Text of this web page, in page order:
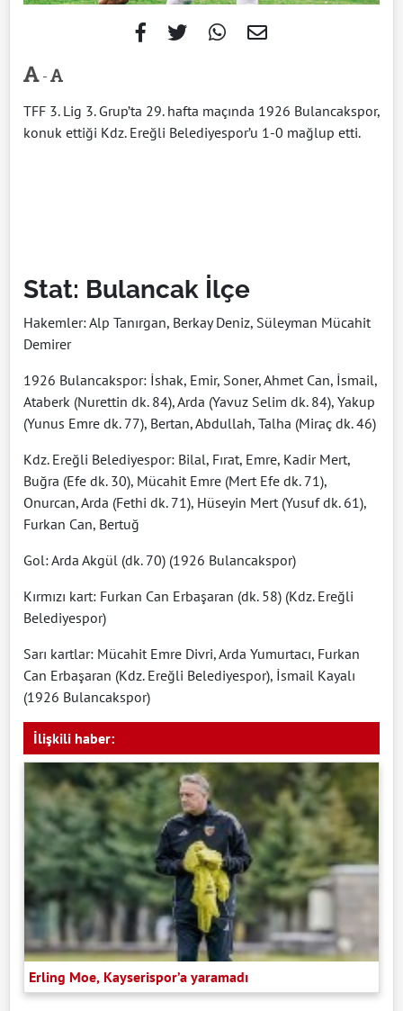
-
TFF 3. Lig 3. Grup’ta 29. hafta maçında 1926 Bulancakspor,
konuk ettiği Kdz. Ereğli Belediyespor’u 1-0 mağlup etti.
Stat: Bulancak İlçe
Hakemler: Alp Tanırgan, Berkay Deniz, Süleyman Mücahit
Demirer
1926 Bulancakspor: İshak, Emir, Soner, Ahmet Can, İsmail,
Ataberk (Nurettin dk. 84), Arda (Yavuz Selim dk. 84), Yakup
(Yunus Emre dk. 77), Bertan, Abdullah, Talha (Miraç dk. 46)
Kdz. Ereğli Belediyespor: Bilal, Fırat, Emre, Kadir Mert,
Buğra (Efe dk. 30), Mücahit Emre (Mert Efe dk. 71),
Onurcan, Arda (Fethi dk. 71), Hüseyin Mert (Yusuf dk. 61),
Furkan Can, Bertuğ
Gol: Arda Akgül (dk. 70) (1926 Bulancakspor)
Kırmızı kart: Furkan Can Erbaşaran (dk. 58) (Kdz. Ereğli
Belediyespor)
Sarı kartlar: Mücahit Emre Divri, Arda Yumurtacı, Furkan
Can Erbaşaran (Kdz. Ereğli Belediyespor), İsmail Kayalı
(1926 Bulancakspor)
İlişkili haber:
Erling Moe, Kayserispor’a yaramadı